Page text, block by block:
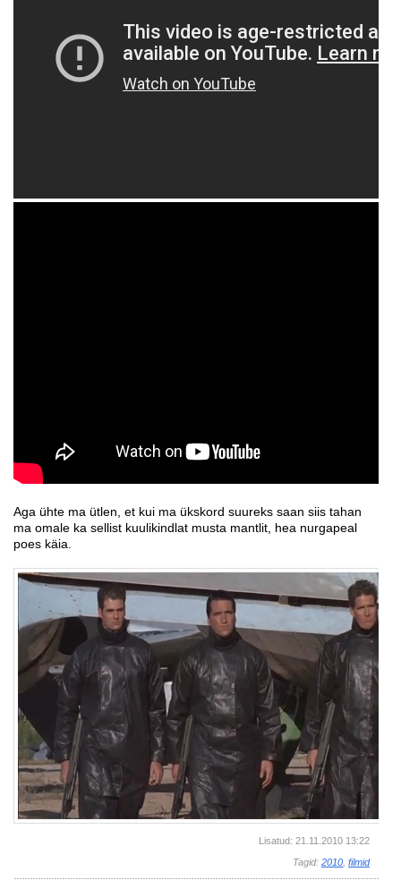
Aga ühte ma ütlen, et kui ma ükskord suureks saan siis tahan
ma omale ka sellist kuulikindlat musta mantlit, hea nurgapeal
poes käia.
Lisatud: 21.11.2010 13:22
Tagid: 2010 filmid